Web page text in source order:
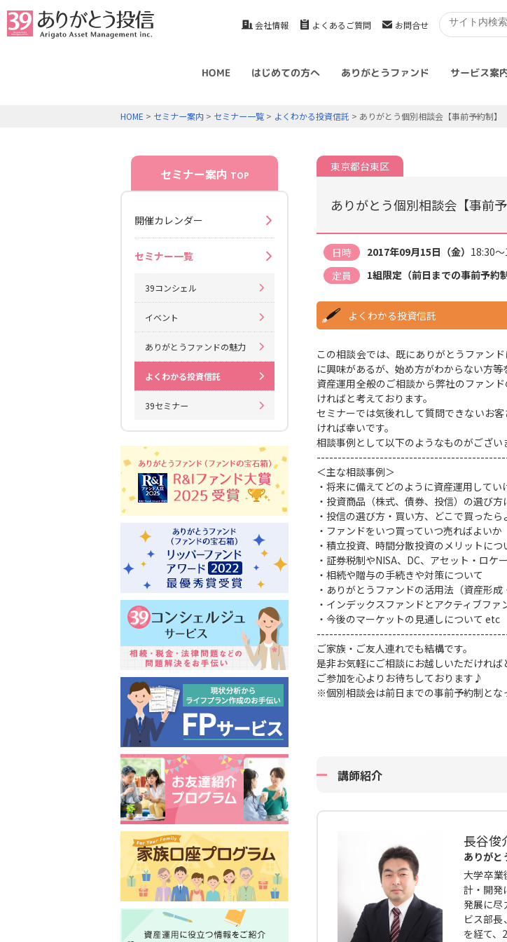
会社情報 よくあるご質問 お問合せ
HOME はじめての方へ ありがとうファンド サービス案
HOME > セミナー案内 > セミナー一覧 > よくわかる投資信託 > ありがとう個別相談会【事前予約制】
東京都台東区
ありがとう個別相談会【事前予
日時 2017年09月15日（金） 18:30
定員
1組限定（前日までの事前予約制
よくわかる投資信託
この相談会では、既にありがとうファン
に興味があるが、始め方がわからない方等
資産運用全般のご相談から弊社のファン
ければと考えております。
セミナーでは気後れして質問できないお
ければ幸いです。
相談事例として以下のようなものがござい
＜主な相談事例＞
・将来に備えてどのように資産運用してい
・投資商品（株式、債券、投信）の選び方
・投信の選び方・買い方、どこで買った
・ファンドをいつ買っていつ売ればよいか
・積立投資、時間分散投資のメリットにつ
・証券税制やNISA、DC、アセット・ロケ
・相続や贈与の手続きや対策について
・ありがとうファンドの活用法（資産形
・インデックスファンドとアクティブフ
・今後のマーケットの見通しについて etc
ご家族・ご友人連れでも結構です。
是非お気軽にご相談にお越しいただければ
ご参加を心よりお待ちしております♪
※個別相談会は前日までの事前予約制とな
講師紹介
長谷俊
ありがと
大学卒業
計・開発
発展に尽
ビス部
を経て、
セミナー案内 TOP
開催カレンダー
セミナー一覧
39コンシェル
イベント
ありがとうファンドの魅力
よくわかる投資信託
39セミナー